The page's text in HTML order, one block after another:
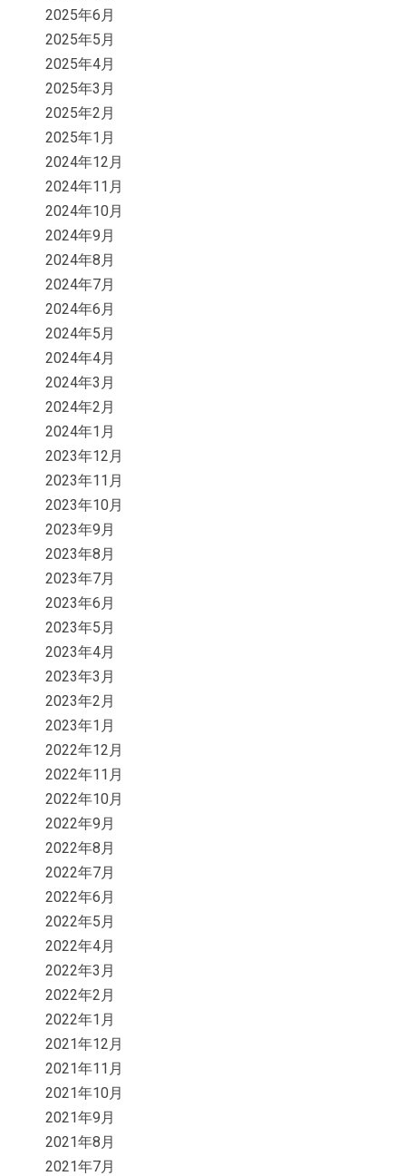
2025年6月
2025年5月
2025年4月
2025年3月
2025年2月
2025年1月
2024年12月
2024年11月
2024年10月
2024年9月
2024年8月
2024年7月
2024年6月
2024年5月
2024年4月
2024年3月
2024年2月
2024年1月
2023年12月
2023年11月
2023年10月
2023年9月
2023年8月
2023年7月
2023年6月
2023年5月
2023年4月
2023年3月
2023年2月
2023年1月
2022年12月
2022年11月
2022年10月
2022年9月
2022年8月
2022年7月
2022年6月
2022年5月
2022年4月
2022年3月
2022年2月
2022年1月
2021年12月
2021年11月
2021年10月
2021年9月
2021年8月
2021年7月